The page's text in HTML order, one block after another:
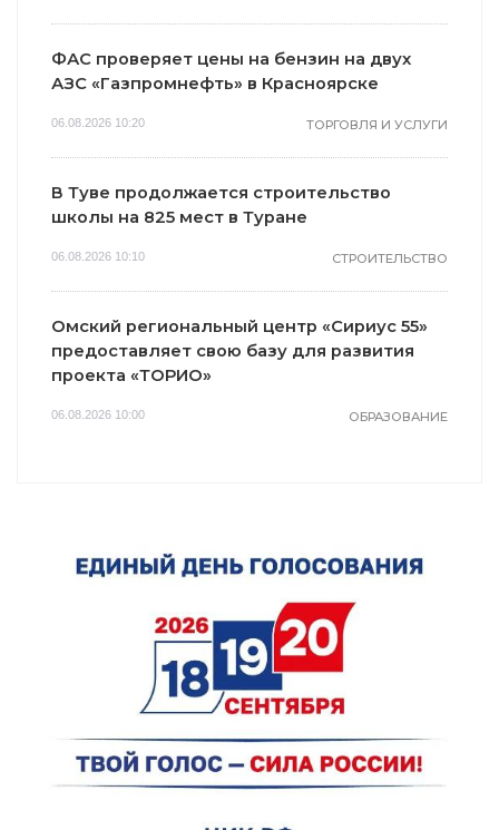
ФАС проверяет цены на бензин на двух
АЗС «Газпромнефть» в Красноярске
06.08.2026 10:20 ТОРГОВЛЯ И УСЛУГИ
В Туве продолжается строительство
школы на 825 мест в Туране
06.08.2026 10:10 СТРОИТЕЛЬСТВО
Омский региональный центр «Сириус 55»
предоставляет свою базу для развития
проекта «ТОРИО»
06.08.2026 10:00 ОБРАЗОВАНИЕ